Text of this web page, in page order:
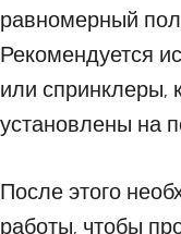
равномерный
Рекомендуется
или спринклеры,
установлены на
После этого
работы, чтобы